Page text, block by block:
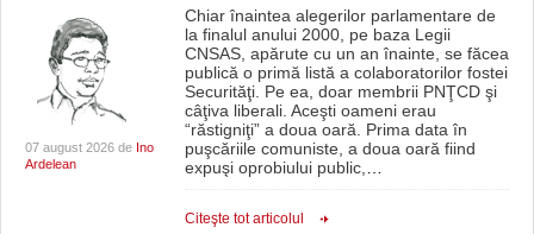
CLIPURI VIDEO
JOCURI ONLINE
07 august 2026 de Ino
Ardelean
Chiar înaintea alegerilor parlamentare de
la finalul anului 2000, pe baza Legii
CNSAS, apărute cu un an înainte, se făcea
publică o primă listă a colaboratorilor fostei
Securităţi. Pe ea, doar membrii PNŢCD şi
câţiva liberali. Aceşti oameni erau
“răstigniţi” a doua oară. Prima data în
puşcăriile comuniste, a doua oară fiind
expuşi oprobiului public,…
Citeşte tot articolul